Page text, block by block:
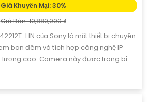
Giá Khuyến Mại: 30%
Giá Bán: 10,880,000 ₫
HN của Sony là một thiết bị chuyên
ban đêm và tích hợp công nghệ IP
lượng cao. Camera này được trang bị